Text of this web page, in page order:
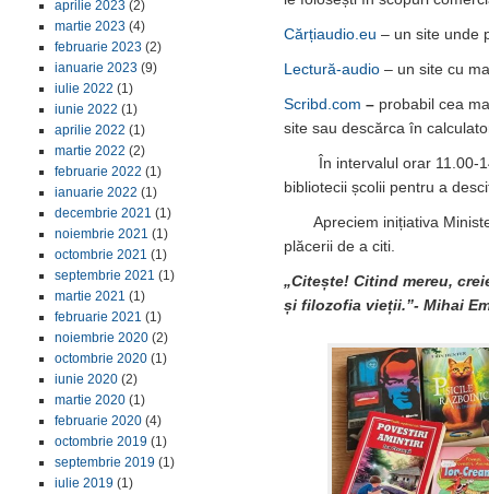
aprilie 2023 (2)
martie 2023 (4)
februarie 2023 (2)
ianuarie 2023 (9)
iulie 2022 (1)
iunie 2022 (1)
aprilie 2022 (1)
martie 2022 (2)
februarie 2022 (1)
ianuarie 2022 (1)
decembrie 2021 (1)
noiembrie 2021 (1)
octombrie 2021 (1)
septembrie 2021 (1)
martie 2021 (1)
februarie 2021 (1)
noiembrie 2020 (2)
octombrie 2020 (1)
iunie 2020 (2)
martie 2020 (1)
februarie 2020 (4)
octombrie 2019 (1)
septembrie 2019 (1)
iulie 2019 (1)
Cărțiaudio.eu – un site unde
Lectură-audio – un site cu
Scribd.com – probabil cea
site sau descărca în
În intervalul orar 11.00-
bibliotecii școlii pentru a
Apreciem inițiativa
plăcerii de a citi.
„Citește! Citind mereu,
și filozofia vieții.”- Mihai